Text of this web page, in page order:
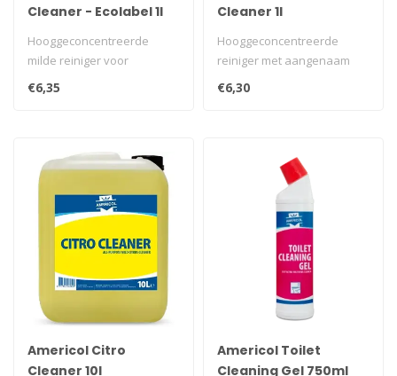
Cleaner - Ecolabel 1l
Hooggeconcentreerde
milde reiniger voor
dagelijkse reiniging van het
interieur...
€6,35
Cleaner 1l
Hooggeconcentreerde
reiniger met aangenaam
fris parfum.
€6,30
Americol Citro
Cleaner 10l
Americol Toilet
Cleaning Gel 750ml